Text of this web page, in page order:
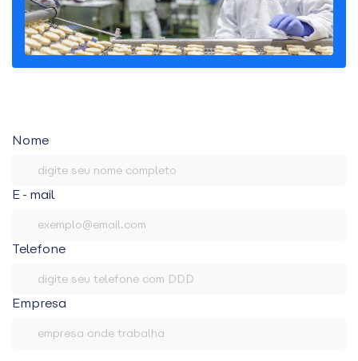
Nome
E-mail
Telefone
Empresa